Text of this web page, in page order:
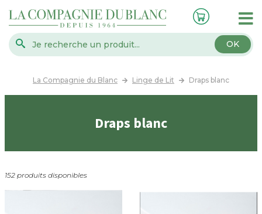
OK
La Compagnie du Blanc Linge de Lit Draps blanc
Draps blanc
152 produits disponibles